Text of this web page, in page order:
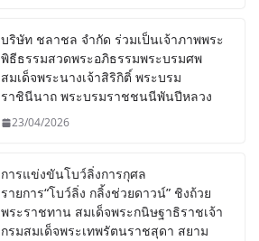
บริษัท ชลาชล จำกัด ร่วมเป็นเจ้าภาพพระ
พิธีธรรมสวดพระอภิธรรมพระบรมศพ
สมเด็จพระนางเจ้าสิริกิติ์ พระบรม
ราชินีนาถ พระบรมราชชนนีพันปีหลวง
23/04/2026
การแข่งขันโบว์ลิ่งการกุศล
รายการ“โบว์ลิ่ง กลิ้งช่วยดาวน์” ชิงถ้วย
พระราชทาน สมเด็จพระกนิษฐาธิราชเจ้า
กรมสมเด็จพระเทพรัตนราชสุดา สยาม